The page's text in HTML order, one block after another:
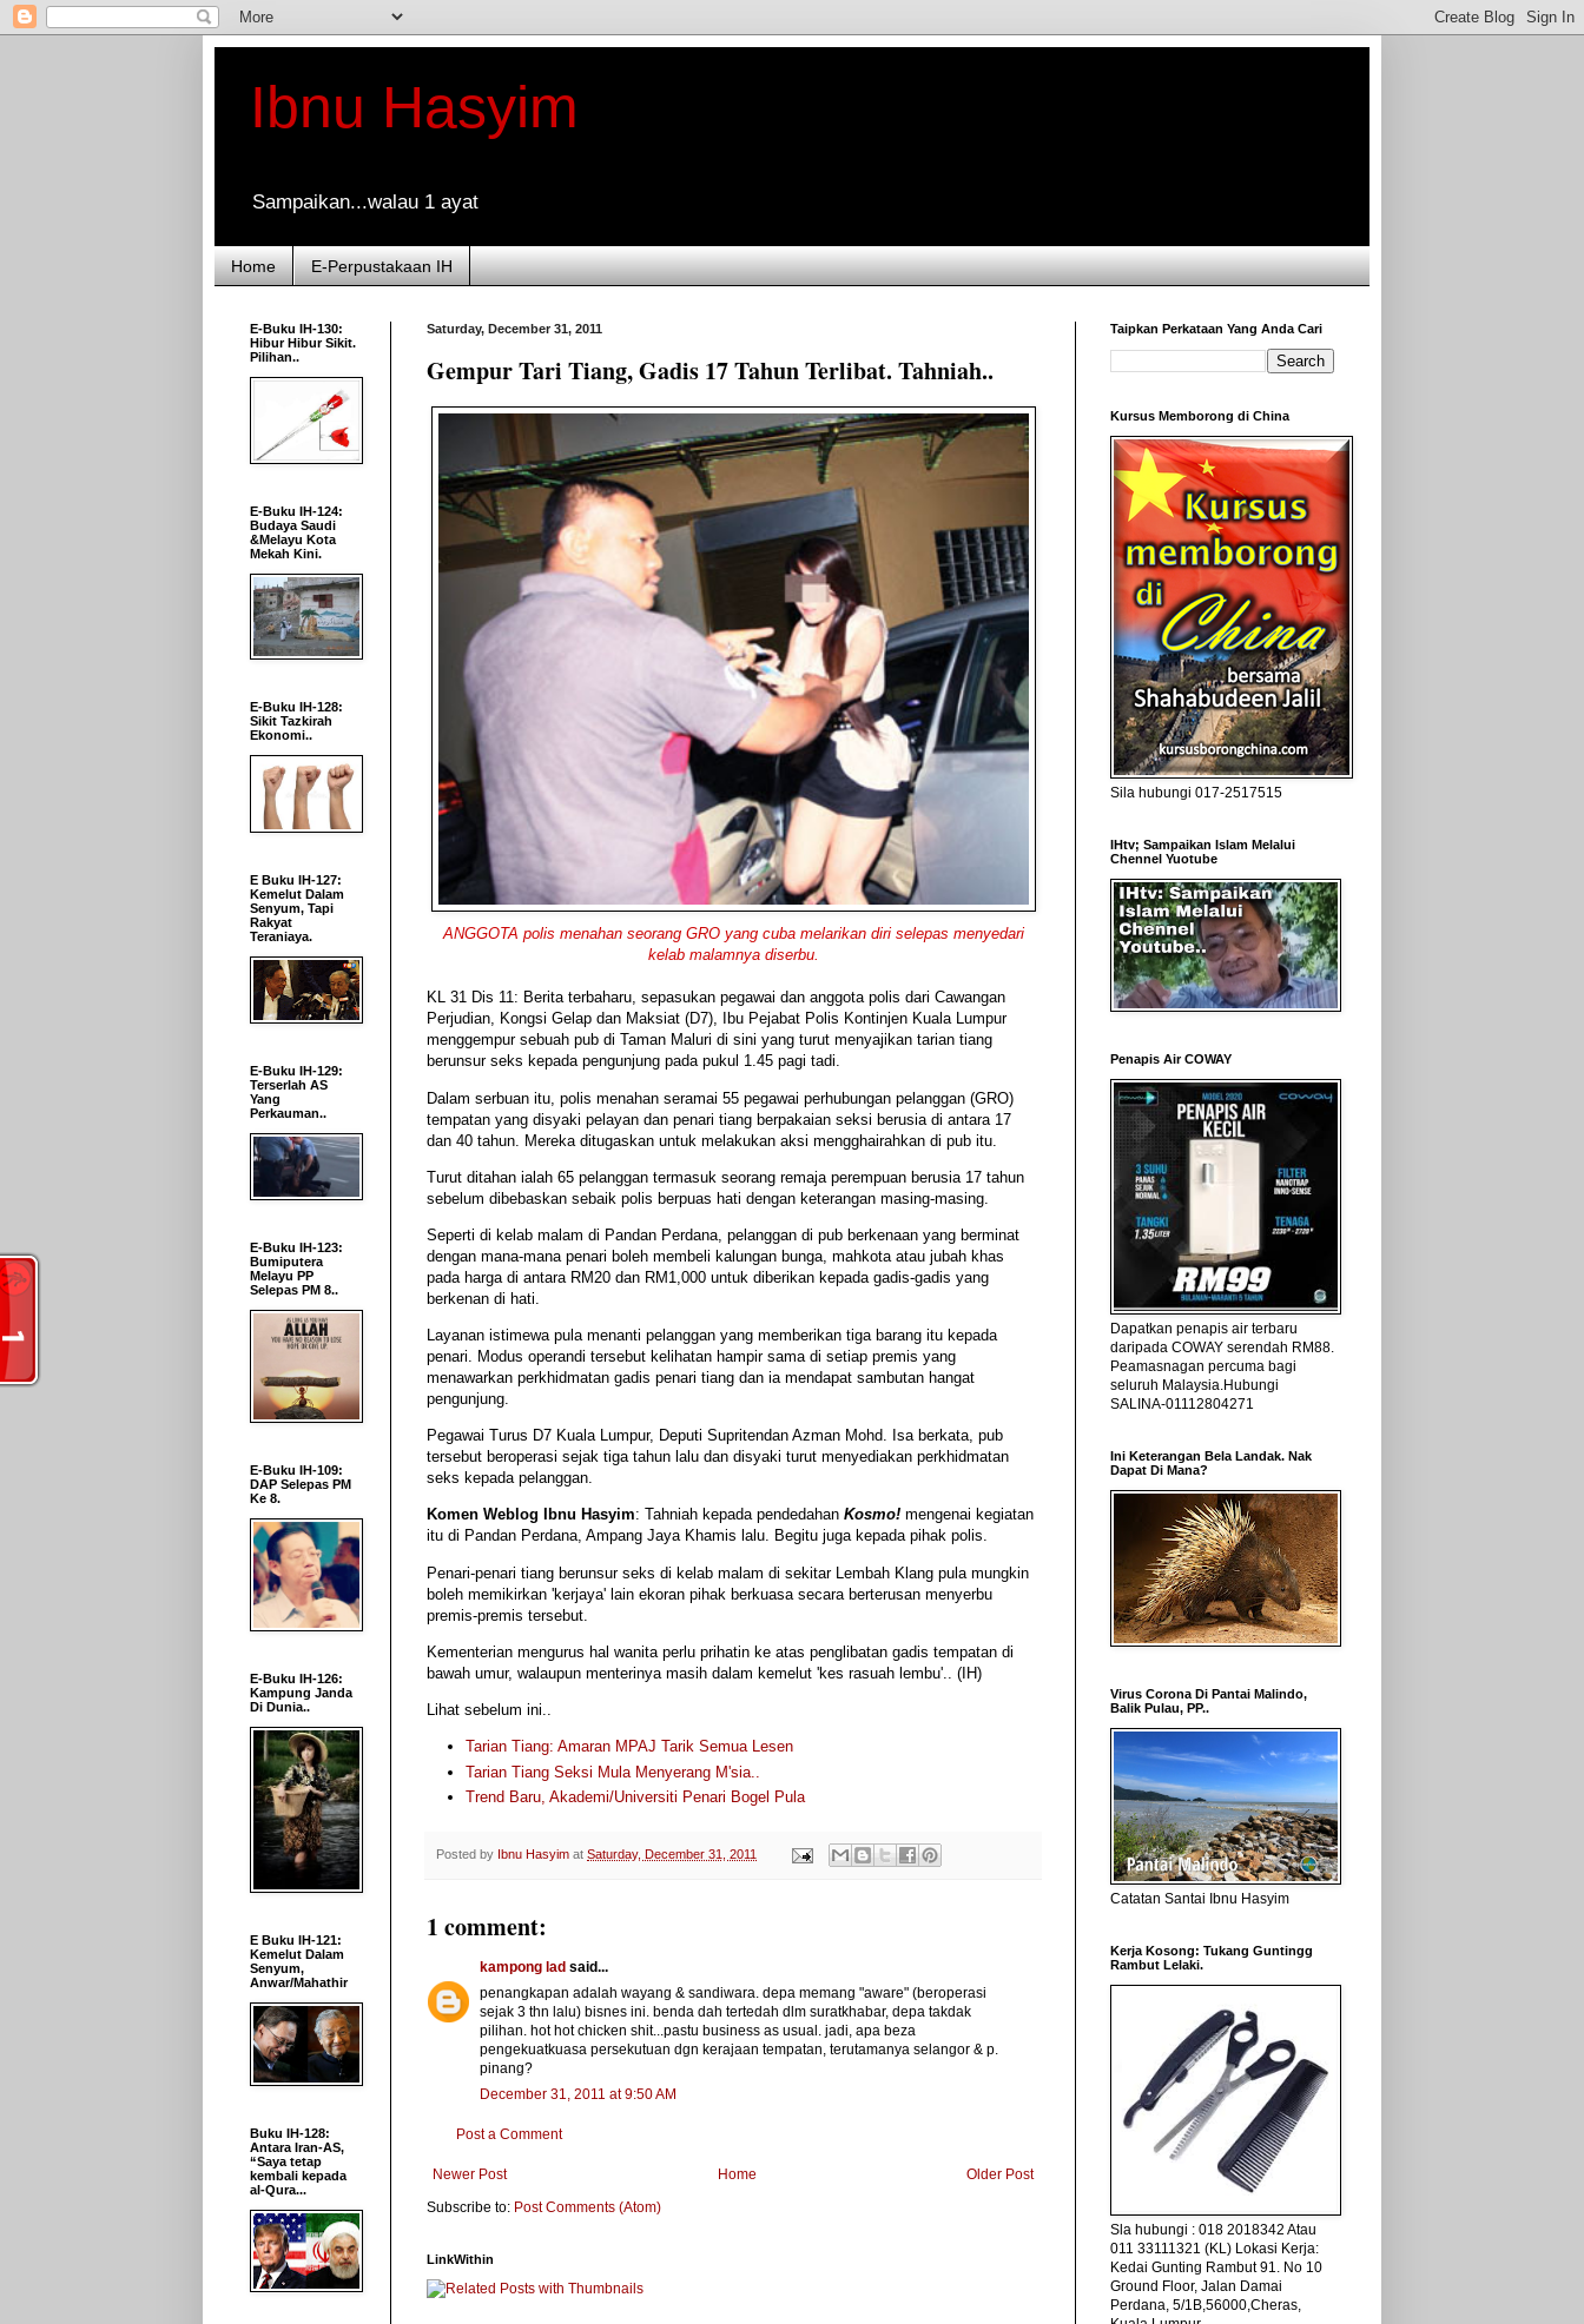
Ibnu Hasyim
Sampaikan...walau 1 ayat
Home E-Perpustakaan IH
Saturday, December 31, 2011
Gempur Tari Tiang, Gadis 17 Tahun Terlibat. Tahniah..
ANGGOTA polis menahan seorang GRO yang cuba melarikan diri selepas menyedari
kelab malamnya diserbu.
KL 31 Dis 11: Berita terbaharu, sepasukan pegawai dan anggota polis dari Cawangan
Perjudian, Kongsi Gelap dan Maksiat (D7), Ibu Pejabat Polis Kontinjen Kuala Lumpur
menggempur sebuah pub di Taman Maluri di sini yang turut menyajikan tarian tiang
berunsur seks kepada pengunjung pada pukul 1.45 pagi tadi.
Dalam serbuan itu, polis menahan seramai 55 pegawai perhubungan pelanggan (GRO)
tempatan yang disyaki pelayan dan penari tiang berpakaian seksi berusia di antara 17
dan 40 tahun. Mereka ditugaskan untuk melakukan aksi mengghairahkan di pub itu.
Turut ditahan ialah 65 pelanggan termasuk seorang remaja perempuan berusia 17 tahun
sebelum dibebaskan sebaik polis berpuas hati dengan keterangan masing-masing.
Seperti di kelab malam di Pandan Perdana, pelanggan di pub berkenaan yang berminat
dengan mana-mana penari boleh membeli kalungan bunga, mahkota atau jubah khas
pada harga di antara RM20 dan RM1,000 untuk diberikan kepada gadis-gadis yang
berkenan di hati.
Layanan istimewa pula menanti pelanggan yang memberikan tiga barang itu kepada
penari. Modus operandi tersebut kelihatan hampir sama di setiap premis yang
menawarkan perkhidmatan gadis penari tiang dan ia mendapat sambutan hangat
pengunjung.
Pegawai Turus D7 Kuala Lumpur, Deputi Supritendan Azman Mohd. Isa berkata, pub
tersebut beroperasi sejak tiga tahun lalu dan disyaki turut menyediakan perkhidmatan
seks kepada pelanggan.
Komen Weblog Ibnu Hasyim: Tahniah kepada pendedahan Kosmo! mengenai kegiatan
itu di Pandan Perdana, Ampang Jaya Khamis lalu. Begitu juga kepada pihak polis.
Penari-penari tiang berunsur seks di kelab malam di sekitar Lembah Klang pula mungkin
boleh memikirkan 'kerjaya' lain ekoran pihak berkuasa secara berterusan menyerbu
premis-premis tersebut.
Kementerian mengurus hal wanita perlu prihatin ke atas penglibatan gadis tempatan di
bawah umur, walaupun menterinya masih dalam kemelut 'kes rasuah lembu'.. (IH)
Lihat sebelum ini..
Tarian Tiang: Amaran MPAJ Tarik Semua Lesen
Tarian Tiang Seksi Mula Menyerang M'sia..
Trend Baru, Akademi/Universiti Penari Bogel Pula
Posted by Ibnu Hasyim at Saturday, December 31, 2011
1 comment:
kampong lad said...
penangkapan adalah wayang & sandiwara. depa memang "aware" (beroperasi
sejak 3 thn lalu) bisnes ini. benda dah tertedah dlm suratkhabar, depa takdak
pilihan. hot hot chicken shit...pastu business as usual. jadi, apa beza
pengekuatkuasa persekutuan dgn kerajaan tempatan, terutamanya selangor & p.
pinang?
December 31, 2011 at 9:50 AM
Post a Comment
Newer Post Older Post
Home
Subscribe to: Post Comments (Atom)
LinkWithin
E-Buku IH-130:
Hibur Hibur Sikit.
Pilihan..
E-Buku IH-124:
Budaya Saudi
&Melayu Kota
Mekah Kini.
E-Buku IH-128:
Sikit Tazkirah
Ekonomi..
E Buku IH-127:
Kemelut Dalam
Senyum, Tapi
Rakyat
Teraniaya.
E-Buku IH-129:
Terserlah AS
Yang
Perkauman..
E-Buku IH-123:
Bumiputera
Melayu PP
Selepas PM 8..
E-Buku IH-109:
DAP Selepas PM
Ke 8.
E-Buku IH-126:
Kampung Janda
Di Dunia..
E Buku IH-121:
Kemelut Dalam
Senyum,
Anwar/Mahathir
Buku IH-128:
Antara Iran-AS,
“Saya tetap
kembali kepada
al-Qura...
Taipkan Perkataan Yang Anda Cari
Kursus Memborong di China
Sila hubungi 017-2517515
IHtv; Sampaikan Islam Melalui
Chennel Yuotube
Penapis Air COWAY
Dapatkan penapis air terbaru
daripada COWAY serendah RM88.
Peamasnagan percuma bagi
seluruh Malaysia.Hubungi
SALINA-01112804271
Ini Keterangan Bela Landak. Nak
Dapat Di Mana?
Virus Corona Di Pantai Malindo,
Balik Pulau, PP..
Catatan Santai Ibnu Hasyim
Kerja Kosong: Tukang Guntingg
Rambut Lelaki.
Sla hubungi : 018 2018342 Atau
011 33111321 (KL) Lokasi Kerja:
Kedai Gunting Rambut 91. No 10
Ground Floor, Jalan Damai
Perdana, 5/1B,56000,Cheras,